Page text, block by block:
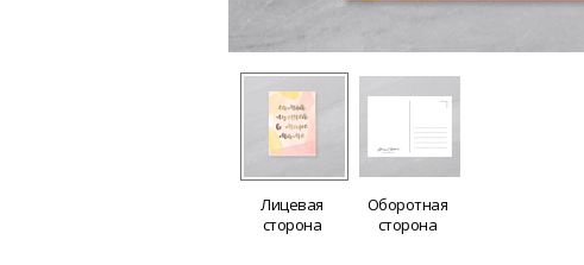
Лицевая
сторона
Оборотная
сторона